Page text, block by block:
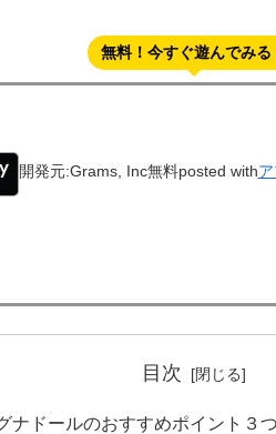
無料！今すぐ遊んでみる
開発元:Grams, Inc無料posted with
目次
ナドールのおすすめポイント３つ